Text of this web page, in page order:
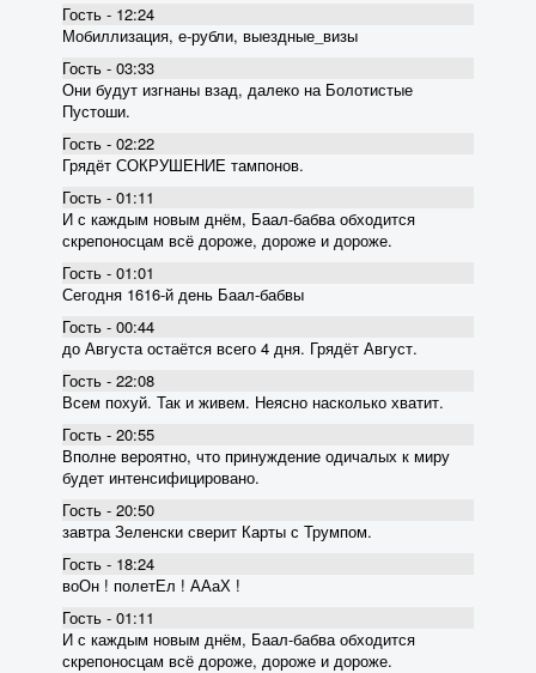
Гость - 12:24
Мобиллизация, е-рубли, выездные_визы
Гость - 03:33
Они будут изгнаны взад, далеко на Болотистые
Пустоши.
Гость - 02:22
Грядёт СОКРУШЕНИЕ тампонов.
Гость - 01:11
И с каждым новым днём, Баал-бабва обходится
скрепоносцам всё дороже, дороже и дороже.
Гость - 01:01
Сегодня 1616-й день Баал-бабвы
Гость - 00:44
до Августа остаётся всего 4 дня. Грядёт Август.
Гость - 22:08
Всем похуй. Так и живем. Неясно насколько хватит.
Гость - 20:55
Вполне вероятно, что принуждение одичалых к миру
будет интенсифицировано.
Гость - 20:50
завтра Зеленски сверит Карты с Трумпом.
Гость - 18:24
воОн ! полетЕл ! ААаХ !
Гость - 01:11
И с каждым новым днём, Баал-бабва обходится
скрепоносцам всё дороже, дороже и дороже.